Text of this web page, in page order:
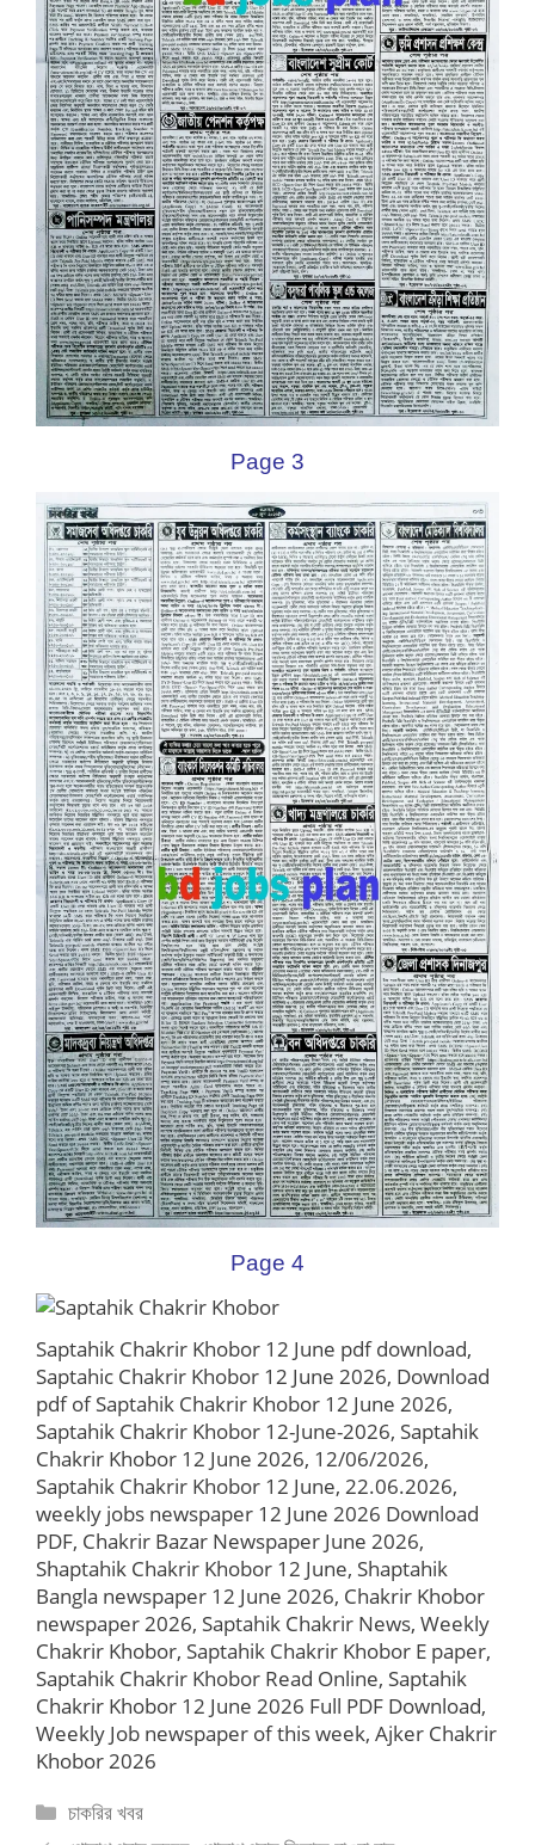
Page 3
Page 4
Saptahik Chakrir Khobor 12 June pdf download,
Saptahic Chakrir Khobor 12 June 2026, Download
pdf of Saptahik Chakrir Khobor 12 June 2026,
Saptahik Chakrir Khobor 12-June-2026, Saptahik
Chakrir Khobor 12 June 2026, 12/06/2026,
Saptahik Chakrir Khobor 12 June, 22.06.2026,
weekly jobs newspaper 12 June 2026 Download
PDF, Chakrir Bazar Newspaper June 2026,
Shaptahik Chakrir Khobor 12 June, Shaptahik
Bangla newspaper 12 June 2026, Chakrir Khobor
newspaper 2026, Saptahik Chakrir News, Weekly
Chakrir Khobor, Saptahik Chakrir Khobor E paper,
Saptahik Chakrir Khobor Read Online, Saptahik
Chakrir Khobor 12 June 2026 Full PDF Download,
Weekly Job newspaper of this week, Ajker Chakrir
Khobor 2026
Categories
চাকরির খবর